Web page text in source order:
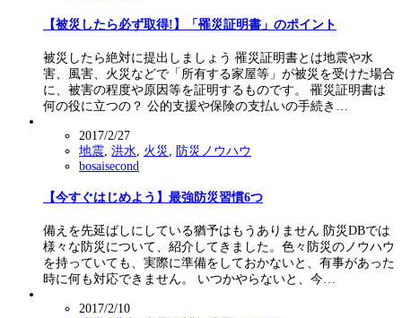
【被災したら必ず取得!】「罹災証明書」のポイント
被災したら絶対に提出しましょう 罹災証明書とは地震や水
害、風害、火災などで「所有する家屋等」が被災を受けた場合
に、被害の程度や原因等を証明するものです。 罹災証明書は
何の役に立つの？ 公的支援や保険の支払いの手続き…
2017/2/27
地震 洪水 火災
防災ノウハウ
bosaisecond
【今すぐはじめよう】最強防災習慣6つ
備えを先延ばしにしている猶予はもうありません 防災DBでは
様々な防災について、紹介してきました。色々防災のノウハウ
を持っていても、実際に準備をしておかないと、有事があった
時に何も対応できません。 いつかやらないと、今…
2017/2/10